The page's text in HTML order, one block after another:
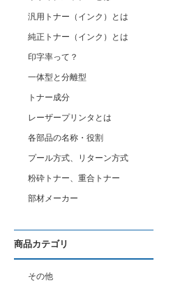
汎用トナー（インク）とは
純正トナー（インク）とは
印字率って？
一体型と分離型
トナー成分
レーザープリンタとは
各部品の名称・役割
プール方式、リターン方式
粉砕トナー、重合トナー
部材メーカー
商品カテゴリ
その他